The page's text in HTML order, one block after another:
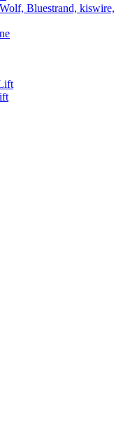
Bluestrand, kiswire,